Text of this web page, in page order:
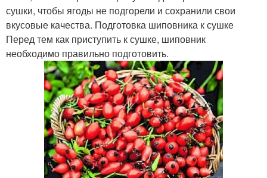
сушки, чтобы ягоды не подгорели и сохранили свои
вкусовые качества. Подготовка шиповника к сушке
Перед тем как приступить к сушке, шиповник
необходимо правильно подготовить.